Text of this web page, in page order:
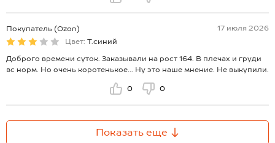
Покупатель (Ozon)
17 июля 2026
Цвет: Т.синий
Доброго времени суток. Заказывали на рост 164. В плечах и груди
вс норм. Но очень коротенькое... Ну это наше мнение. Не выкупили.
0 0
Показать еще